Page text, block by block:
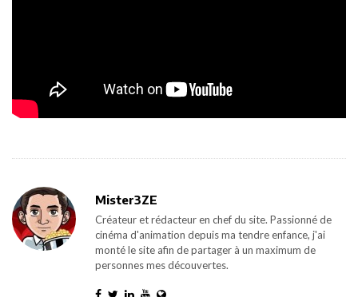
Mister3ZE
Créateur et rédacteur en chef du site. Passionné de
cinéma d'animation depuis ma tendre enfance, j'ai
monté le site afin de partager à un maximum de
personnes mes découvertes.